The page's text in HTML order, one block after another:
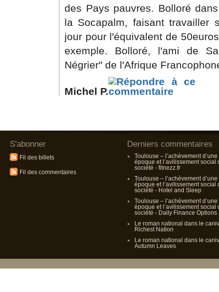
des Pays pauvres. Bolloré
la Socapalm, faisant travailler
jour pour l'équivalent de
exemple. Bolloré, l'ami de
Négrier" de l'Afrique
Michel P.
S'abonner
Fil des billets
Fil des commentaires
Derniers commentaires
Toulouse – l’achèvement d’une
époque et l’avilissement social
société - fitnezz.fr
Toulouse – l’achèvement d’une
époque et l’avilissement social
société - Hotel and Sleep
Toulouse – l’achèvement d’une
époque et l’avilissement social
société - Daily Finance Options
Le roman national dans le
Richest Nation
Le roman national dans le
Autumn Leaves